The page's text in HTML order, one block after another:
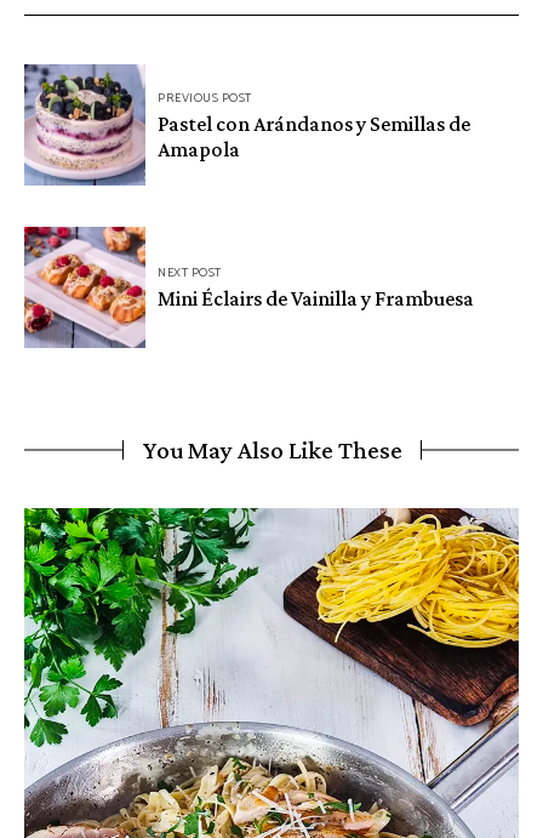
Navegación
de
entradas
PREVIOUS POST
Pastel con Arándanos y Semillas de
Amapola
NEXT POST
Mini Éclairs de Vainilla y Frambuesa
You May Also Like These